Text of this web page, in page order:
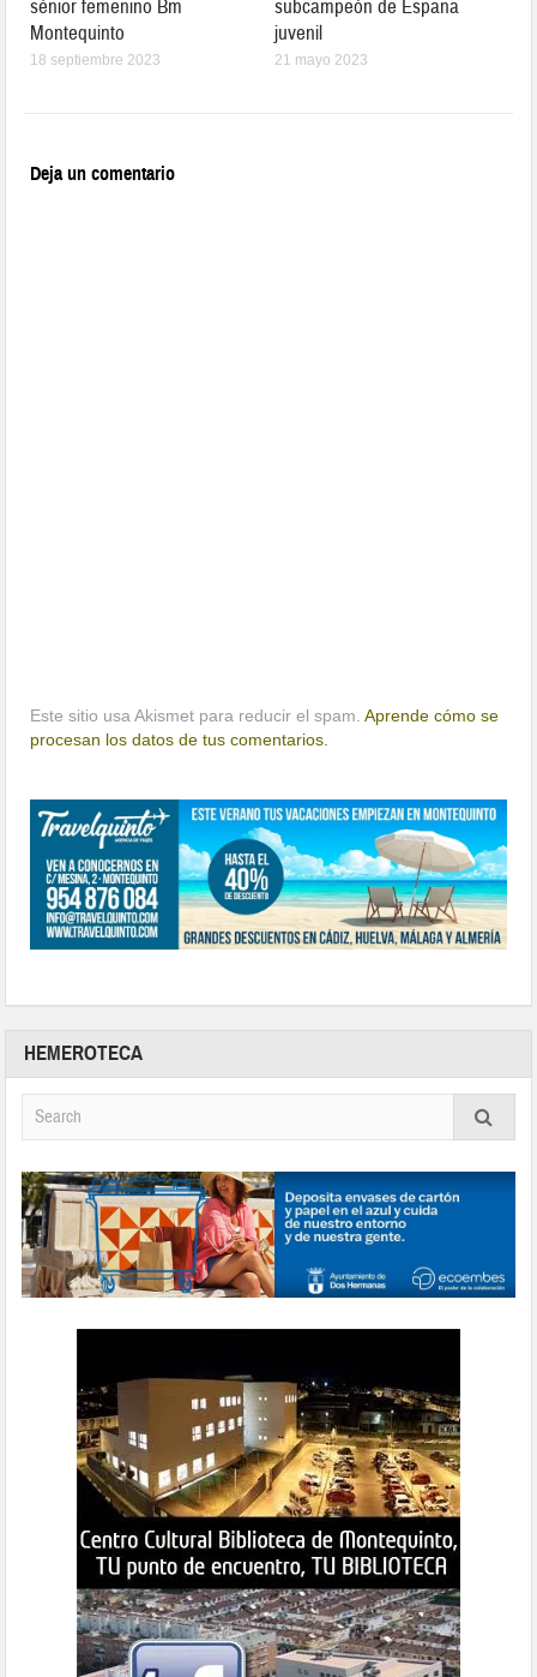
sénior femenino Bm
Montequinto
18 septiembre 2023
subcampeón de España
juvenil
21 mayo 2023
Deja un comentario
Este sitio usa Akismet para reducir el spam.Aprende cómo se
procesan los datos de tus comentarios.
HEMEROTECA